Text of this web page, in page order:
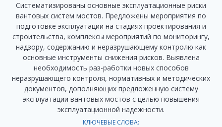
Систематизированы основные эксплуатационные риски
вантовых систем мостов. Предложены мероприятия по
подготовке эксплуатации на стадиях проектирования и
строительства, комплексы мероприятий по мониторингу,
надзору, содержанию и неразрушающему контролю как
основные инструменты снижения рисков. Выявлена
необходимость раз-работки новых способов
неразрушающего контроля, нормативных и методических
документов, дополняющих предложенную систему
эксплуатации вантовых мостов с целью повышения
эксплуатационной надежности.
КЛЮЧЕВЫЕ СЛОВА: